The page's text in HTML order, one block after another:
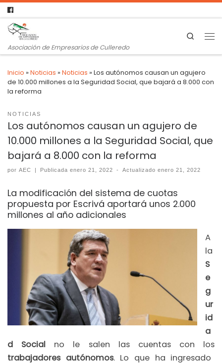
Asociación de Empresarios de Culleredo
Search
Inicio »Noticias »Noticias »Los autónomos causan un agujero
de 10.000 millones a la Seguridad Social, que bajará a 8.000 con
la reforma
NOTICIAS
Los autónomos causan un agujero de
10.000 millones a la Seguridad Social, que
bajará a 8.000 con la reforma
por AEC | Publicadaenero 21, 2022 - Actualizadoenero 21, 2022
La modificación del sistema de cuotas
propuesta por Escrivá aportará unos 2.000
millones al año adicionales
A
la
S
e
g
ur
id
a
d Social no le salen las cuentas con los
trabajadores autónomos. Lo que ha ingresado